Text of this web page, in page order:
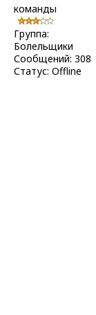
команды
Группа:
Болельщики
Сообщений: 308
Статус: Offline